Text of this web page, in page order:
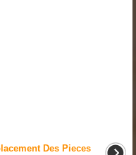
Des Pieces